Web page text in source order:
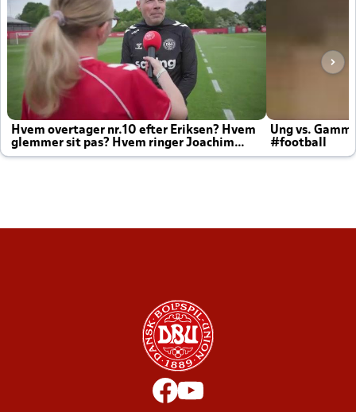
Hvem overtager nr.10 efter Eriksen? Hvem
glemmer sit pas? Hvem ringer Joachim
altid til efter kampe?
Ung vs.
#football